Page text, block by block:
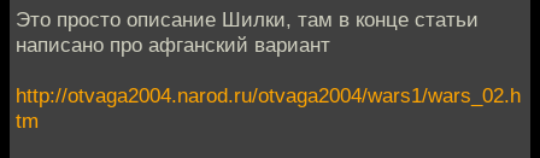
Это просто описание Шилки, там в конце статьи
написано про афганский вариант
http://otvaga2004.narod.ru/otvaga2004/wars1/wars_02.h
tm